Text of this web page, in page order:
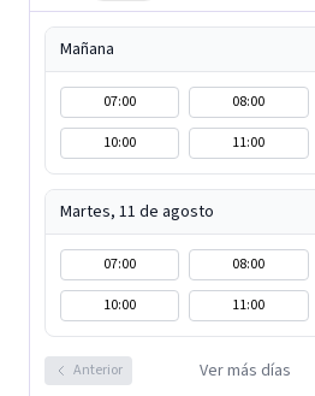
Mañana
07:00 08:00
10:00
11:00
Martes, 11 de agosto
07:00 08:00
10:00
11:00
Anterior Ver más días